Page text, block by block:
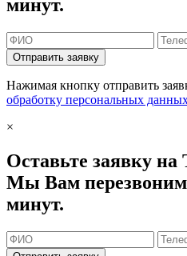
минут.
Отправить заявку
Нажимая кнопку отправить
обработку персональных
×
Оставьте заявку на
Мы Вам перезвоним
минут.